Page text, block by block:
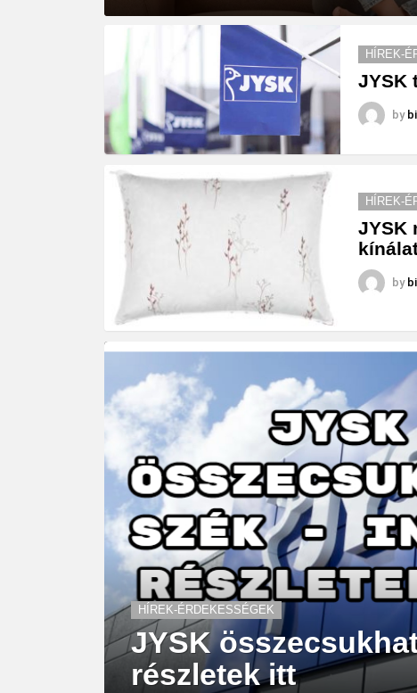
STORIES
HÍREK-
JYSK
by
HÍREK-
JYSK
by
HÍREK-ÉRDEKESSÉGEK
JYSK
részletek itt